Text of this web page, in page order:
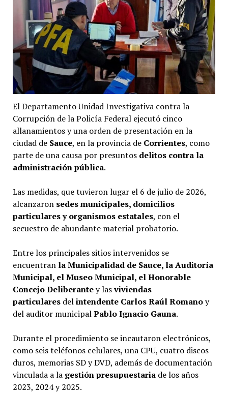
El Departamento Unidad Investigativa contra la
Corrupción de la Policía Federal ejecutó cinco
allanamientos y una orden de presentación en la
ciudad deSauce, en la provincia de Corrientes, como
parte de una causa por presuntos delitos contra la
administración pública.
Las medidas, que tuvieron lugar el 6 de julio de 2026,
alcanzaronsedes municipales, domicilios
particulares y organismos estatales, con el
secuestro de abundante material probatorio.
Entre los principales sitios intervenidos se
encuentran la Municipalidad de Sauce, la Auditoría
Municipal, el Museo Municipal, el Honorable
Concejo Deliberantey lasviviendas
particularesdelintendente Carlos Raúl Romanoy
del auditor municipalPablo Ignacio Gauna.
Durante el procedimiento se incautaron electrónicos,
como seis teléfonos celulares, una CPU, cuatro discos
duros, memorias SD y DVD, además de documentación
vinculada a la gestión presupuestariade los años
2023, 2024 y 2025.